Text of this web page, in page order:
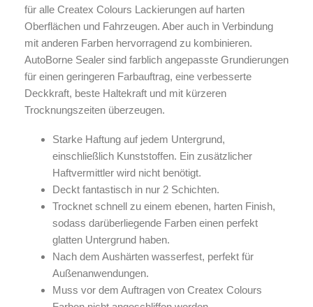
Gutscheine
X
für alle Createx Colours Lackierungen auf harten
Oberflächen und Fahrzeugen. Aber auch in Verbindung
mit anderen Farben hervorragend zu kombinieren.
AutoBorne Sealer sind farblich angepasste Grundierungen
für einen geringeren Farbauftrag, eine verbesserte
Deckkraft, beste Haltekraft und mit kürzeren
Trocknungszeiten überzeugen.
Starke Haftung auf jedem Untergrund,
einschließlich Kunststoffen. Ein zusätzlicher
Haftvermittler wird nicht benötigt.
Deckt fantastisch in nur 2 Schichten.
Trocknet schnell zu einem ebenen, harten Finish,
sodass darüberliegende Farben einen perfekt
glatten Untergrund haben.
Nach dem Aushärten wasserfest, perfekt für
Außenanwendungen.
Muss vor dem Auftragen von Createx Colours